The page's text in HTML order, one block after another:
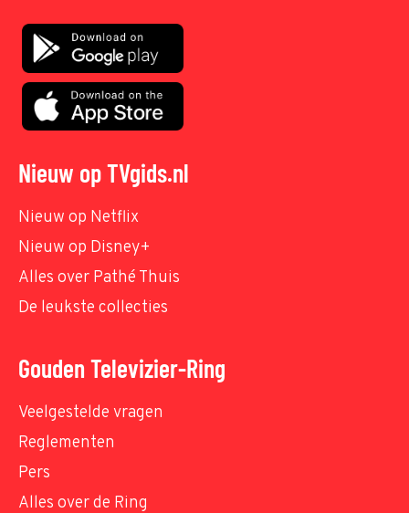
Nieuw op TVgids.nl
Nieuw op Netflix
Nieuw op Disney+
Alles over Pathé Thuis
De leukste collecties
Gouden Televizier-Ring
Veelgestelde vragen
Reglementen
Pers
Alles over de Ring